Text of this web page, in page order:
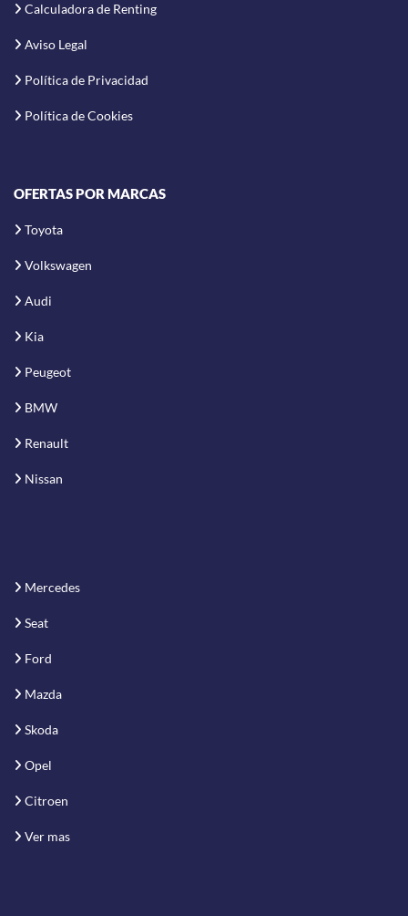
Calculadora de Renting
Aviso Legal
Política de Privacidad
Política de Cookies
OFERTAS POR MARCAS
Toyota
Volkswagen
Audi
Kia
Peugeot
BMW
Renault
Nissan
Mercedes
Seat
Ford
Mazda
Skoda
Opel
Citroen
Ver mas